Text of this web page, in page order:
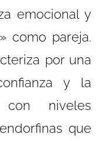
emocional y
como pareja.
por una
y la
con niveles
que